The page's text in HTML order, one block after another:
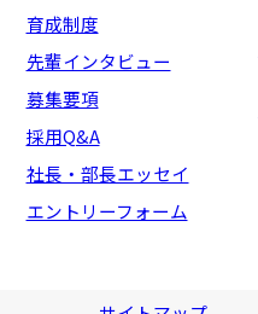
育成制度
先輩インタビュー
募集要項
採用Q&A
社長・部長エッセイ
エントリーフォーム